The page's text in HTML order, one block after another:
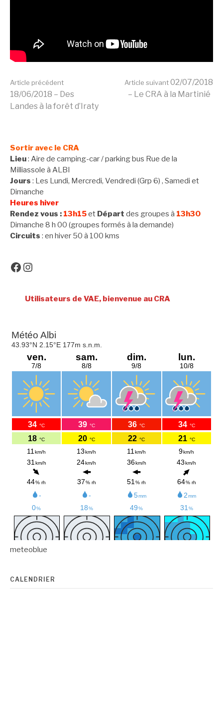
Lire
suite
Article précédent
18/06/2018 – Des
Landes à la forêt d’Iraty
Article suivant02/07/2018
– Le CRA à la Martinié
Sortir avec le CRA
Lieu: Aire de camping-car / parking bus Rue de la
Milliassole à ALBI
Jours : Les Lundi, Mercredi, Vendredi (Grp 6) , Samedi et
Dimanche
Heures hiver
Rendez vous : 13h15et Départ des groupes à 13h30
Dimanche 8 h 00 (groupes formés à la demande)
Circuits : en hiver 50 à 100 kms
Facebook
Instagram
Utilisateurs de VAE, bienvenue au CRA
meteoblue
CALENDRIER